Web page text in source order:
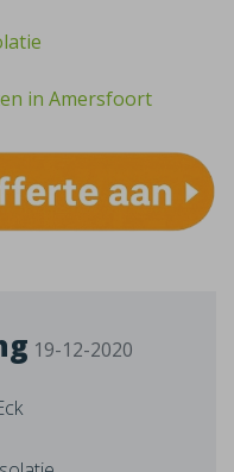
in Amersfoort
19-12-2020